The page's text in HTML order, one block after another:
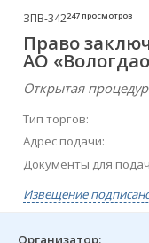
ЗПВ-342247 просмотров
Право
АО
Открытая
Тип торгов:
Адрес подачи:
Документы для
Извещение
Организатор: